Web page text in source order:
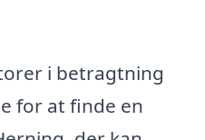
i betragtning
for at finde en